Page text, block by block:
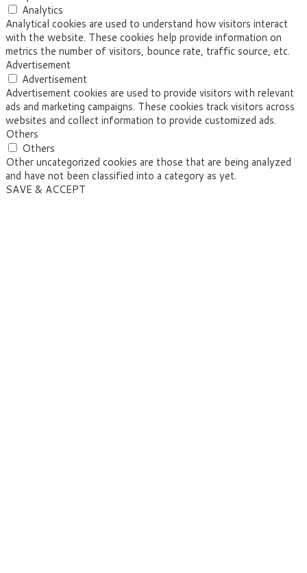
Analytics
Analytical cookies are used to understand how visitors interact
with the website. These cookies help provide information on
metrics the number of visitors, bounce rate, traffic source, etc.
Advertisement
Advertisement
Advertisement cookies are used to provide visitors with relevant
ads and marketing campaigns. These cookies track visitors across
websites and collect information to provide customized ads.
Others
Others
Other uncategorized cookies are those that are being analyzed
and have not been classified into a category as yet.
SAVE & ACCEPT